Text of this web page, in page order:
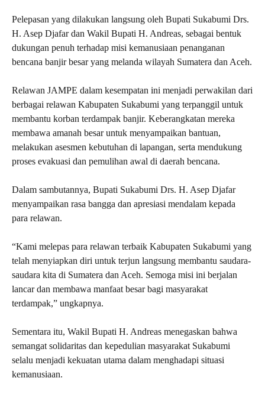
Pelepasan yang dilakukan langsung oleh Bupati Sukabumi Drs.
H. Asep Djafar dan Wakil Bupati H. Andreas, sebagai bentuk
dukungan penuh terhadap misi kemanusiaan penanganan
bencana banjir besar yang melanda wilayah Sumatera dan Aceh.
Relawan JAMPE dalam kesempatan ini menjadi perwakilan dari
berbagai relawan Kabupaten Sukabumi yang terpanggil untuk
membantu korban terdampak banjir. Keberangkatan mereka
membawa amanah besar untuk menyampaikan bantuan,
melakukan asesmen kebutuhan di lapangan, serta mendukung
proses evakuasi dan pemulihan awal di daerah bencana.
Dalam sambutannya, Bupati Sukabumi Drs. H. Asep Djafar
menyampaikan rasa bangga dan apresiasi mendalam kepada
para relawan.
“Kami melepas para relawan terbaik Kabupaten Sukabumi yang
telah menyiapkan diri untuk terjun langsung membantu saudara-
saudara kita di Sumatera dan Aceh. Semoga misi ini berjalan
lancar dan membawa manfaat besar bagi masyarakat
terdampak,” ungkapnya.
Sementara itu, Wakil Bupati H. Andreas menegaskan bahwa
semangat solidaritas dan kepedulian masyarakat Sukabumi
selalu menjadi kekuatan utama dalam menghadapi situasi
kemanusiaan.